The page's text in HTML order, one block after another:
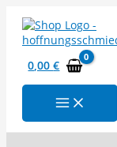
Inhalt
springen
0,00€